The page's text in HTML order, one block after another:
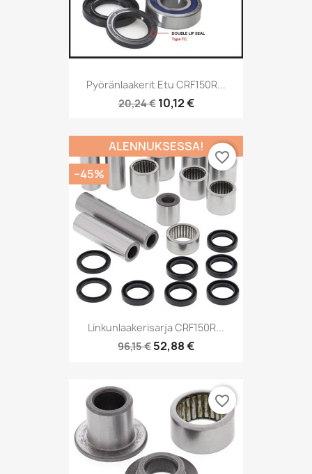
Pyöränlaakerit Etu CRF150R...
20,24 € 10,12 €
Linkunlaakerisarja CRF150R...
96,15 € 52,88 €
ALENNUKSESSA!
−45%
favorite_border
favorite_border